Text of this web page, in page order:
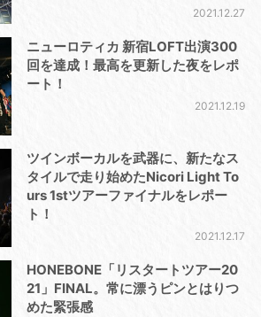
2021.12.27
ニューロティカ 新宿LOFT出演300
回を達成！最高を更新した夜をレポ
ート！
2021.12.19
ツインボーカルを武器に、新たなス
タイルで走り始めたNicori Light To
urs 1stツアーファイナルをレポー
ト！
2021.12.17
HONEBONE「リスタートツアー20
21」FINAL。常に漂うピンとはりつ
めた緊張感